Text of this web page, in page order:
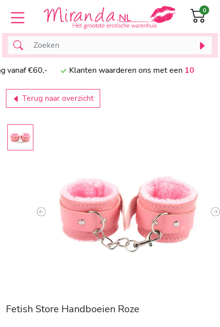
€60,- Klanten waarderen ons met een10
0
Terug naar overzicht
Previous
Fetish Store Handboeien Roze